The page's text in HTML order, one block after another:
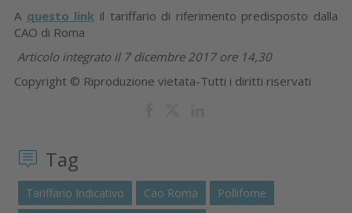
A questo link il tariffario di riferimento predisposto dalla
CAO di Roma
Articolo integrato il 7 dicembre 2017 ore 14,30
Copyright © Riproduzione vietata-Tutti i diritti riservati
Tag
Tariffario Indicativo Cao Roma
Polliforne